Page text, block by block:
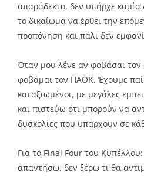
απαράδεκτο, δεν υπήρχε καμία
το δικαίωμα να έρθει την
προπόνηση και πάλι δεν
Όταν μου λένε αν φοβάσαι τον
φοβάμαι τον ΠΑΟΚ. Έχουμε
καταξιωμένοι, με μεγάλες
και πιστεύω ότι μπορούν να
δυσκολίες που υπάρχουν σε
Για το Final Four του
απαντήσω, δεν ξέρω τι θα